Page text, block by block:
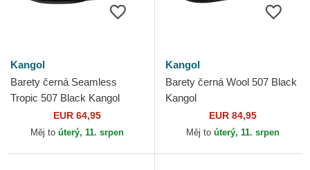
Kangol
Barety černá Seamless
Tropic 507 Black Kangol
EUR 64,95
Měj to úterý, 11. srpen
Kangol
Barety černá Wool 507 Black
Kangol
EUR 84,95
Měj to úterý, 11. srpen